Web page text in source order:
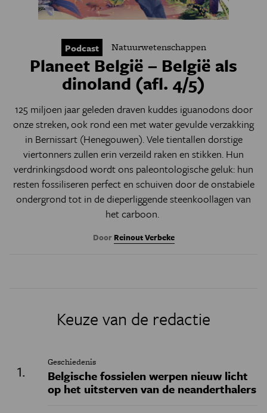
Podcast Natuurwetenschappen
Planeet België – België als
dinoland (afl. 4/5)
125 miljoen jaar geleden draven kuddes iguanodons door
onze streken, ook rond een met water gevulde verzakking
in Bernissart (Henegouwen). Vele tientallen dorstige
viertonners zullen erin verzeild raken en stikken. Hun
verdrinkingsdood wordt ons paleontologische geluk: hun
resten fossiliseren perfect en schuiven door de onstabiele
ondergrond tot in de dieperliggende steenkoollagen van
het carboon.
Door Reinout Verbeke
Keuze van de redactie
Geschiedenis
Belgische fossielen werpen nieuw licht
op het uitsterven van de neanderthalers